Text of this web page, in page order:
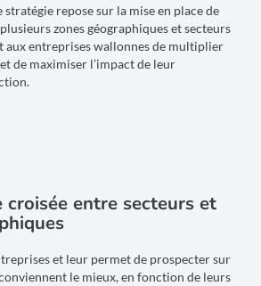
repose sur la mise en place de
zones géographiques et secteurs
aux entreprises wallonnes de multiplier
de maximiser l’impact de leur
croisée entre secteurs et
et leur permet de prospecter sur
le mieux, en fonction de leurs